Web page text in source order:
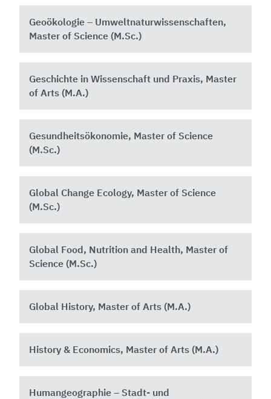
Geoökologie – Umweltnaturwissenschaften,
Master of Science (M.Sc.)
Geschichte in Wissenschaft und Praxis, Master
of Arts (M.A.)
Gesundheitsökonomie, Master of Science
(M.Sc.)
Global Change Ecology, Master of Science
(M.Sc.)
Global Food, Nutrition and Health, Master of
Science (M.Sc.) ​
Global History, Master of Arts (M.A.)
History & Economics, Master of Arts (M.A.)
Humangeographie – Stadt- und